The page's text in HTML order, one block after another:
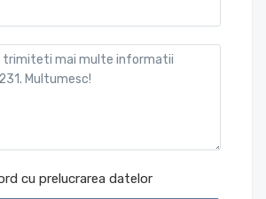
cu prelucrarea datelor